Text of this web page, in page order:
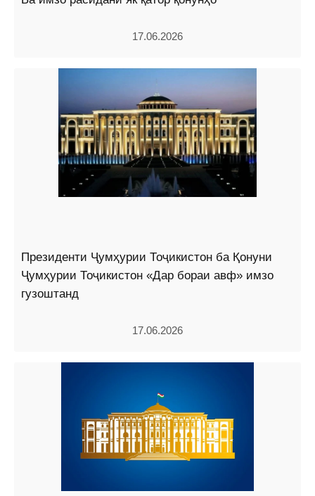
17.06.2026
Президенти Ҷумҳурии Тоҷикистон ба Қонуни
Ҷумҳурии Тоҷикистон «Дар бораи авф» имзо
гузоштанд
17.06.2026